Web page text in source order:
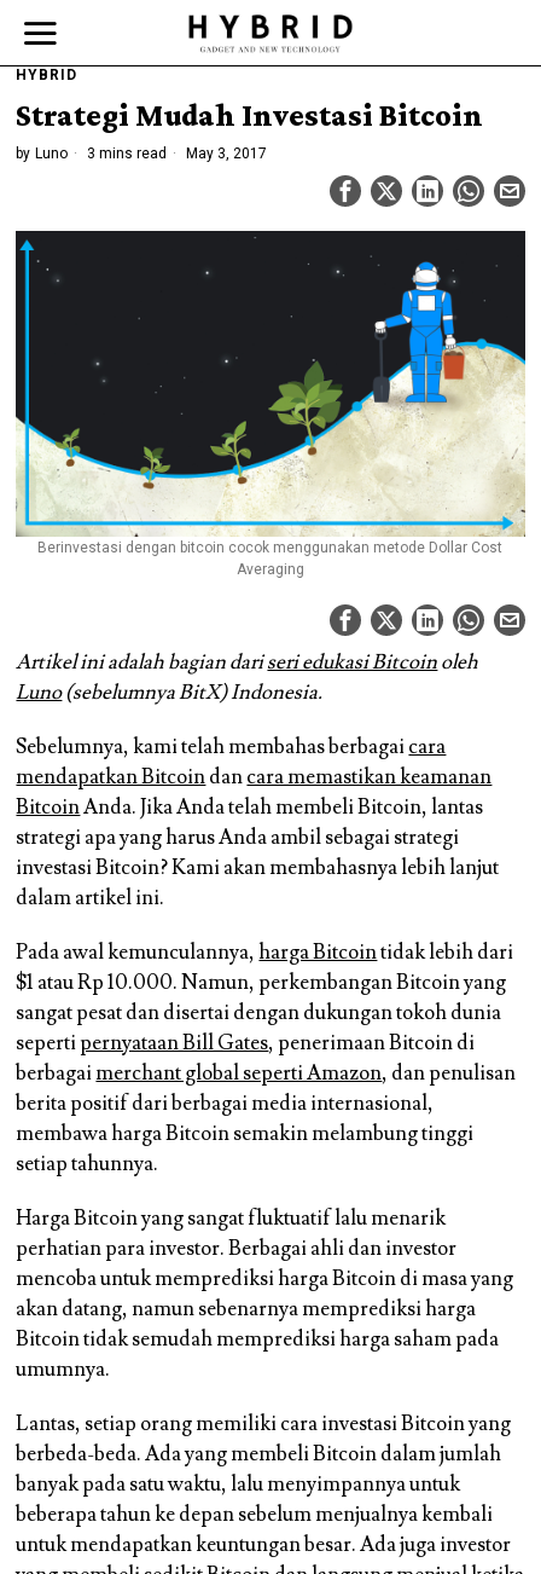
HYBRID
Strategi Mudah Investasi Bitcoin
by Luno 3 mins read May 3, 2017
Berinvestasi dengan bitcoin cocok menggunakan metode Dollar Cost
Averaging
Artikel ini adalah bagian dariseri edukasi Bitcoinoleh
Luno(sebelumnya BitX) Indonesia.
Sebelumnya, kami telah membahas berbagaicara
mendapatkan Bitcoindancara memastikan keamanan
BitcoinAnda. Jika Anda telah membeli Bitcoin, lantas
strategi apa yang harus Anda ambil sebagai strategi
investasi Bitcoin? Kami akan membahasnya lebih lanjut
dalam artikel ini.
Pada awal kemunculannya,harga Bitcointidak lebih dari
$1 atau Rp 10.000. Namun, perkembangan Bitcoin yang
sangat pesat dan disertai dengan dukungan tokoh dunia
sepertipernyataan Bill Gates, penerimaan Bitcoin di
berbagaimerchant global seperti Amazon, dan penulisan
berita positif dari berbagai media internasional,
membawa harga Bitcoin semakin melambung tinggi
setiap tahunnya.
Harga Bitcoin yang sangat fluktuatif lalu menarik
perhatian para investor. Berbagai ahli dan investor
mencoba untuk memprediksi harga Bitcoin di masa yang
akan datang, namun sebenarnya memprediksi harga
Bitcoin tidak semudah memprediksi harga saham pada
umumnya.
Lantas, setiap orang memiliki cara investasi Bitcoin yang
berbeda-beda. Ada yang membeli Bitcoin dalam jumlah
banyak pada satu waktu, lalu menyimpannya untuk
beberapa tahun ke depan sebelum menjualnya kembali
untuk mendapatkan keuntungan besar. Ada juga investor